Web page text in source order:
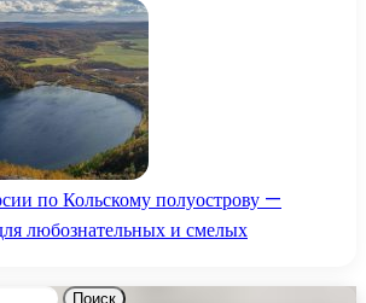
по Кольскому полуострову —
любознательных и смелых